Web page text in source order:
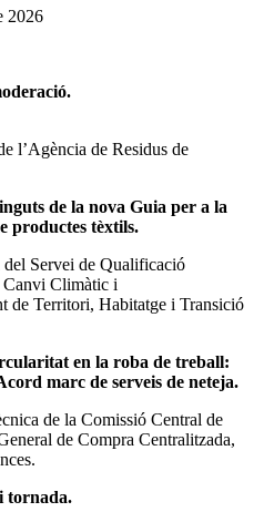
2026
l’Agència de Residus de
de la nova Guia per a la
productes tèxtils.
del Servei de Qualificació
Canvi Climàtic i
de Territori, Habitatge i Transició
en la roba de treball:
marc de serveis de neteja.
de la Comissió Central de
de Compra Centralitzada,
tornada.